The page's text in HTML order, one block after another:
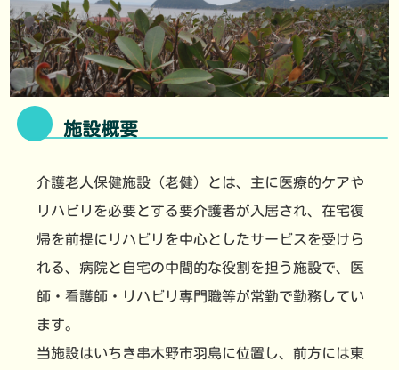
施設概要
介護老人保健施設（老健）とは、主に医療的ケアや
リハビリを必要とする要介護者が入居され、在宅復
帰を前提にリハビリを中心としたサービスを受けら
れる、病院と自宅の中間的な役割を担う施設で、医
師・看護師・リハビリ専門職等が常勤で勤務してい
ます。
当施設はいちき串木野市羽島に位置し、前方には東